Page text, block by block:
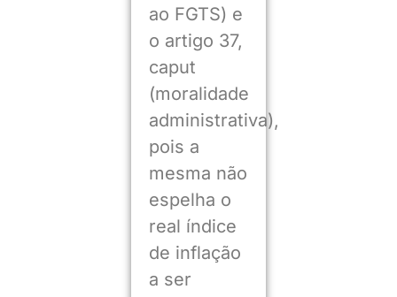
ao FGTS) e
o artigo 37,
caput
(moralidade
administrativa),
pois a
mesma não
espelha o
real índice
de inflação
a ser